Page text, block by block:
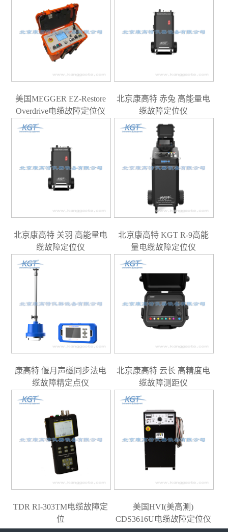
美国MEGGER EZ-Restore
Overdrive电缆故障定位仪
北京康高特 赤兔 高能量电
缆故障定位仪
北京康高特 关羽 高能量电
缆故障定位仪
北京康高特 KGT R-9高能
量电缆故障定位仪
康高特 偃月声磁同步法电
缆故障精定点仪
北京康高特 云长 高精度电
缆故障测距仪
TDR RI-303TM电缆故障定
位
美国HVI(美高测)
CDS3616U电缆故障定位仪